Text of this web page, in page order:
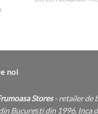
noi
Stores- retailer de
București din 1996. Inca